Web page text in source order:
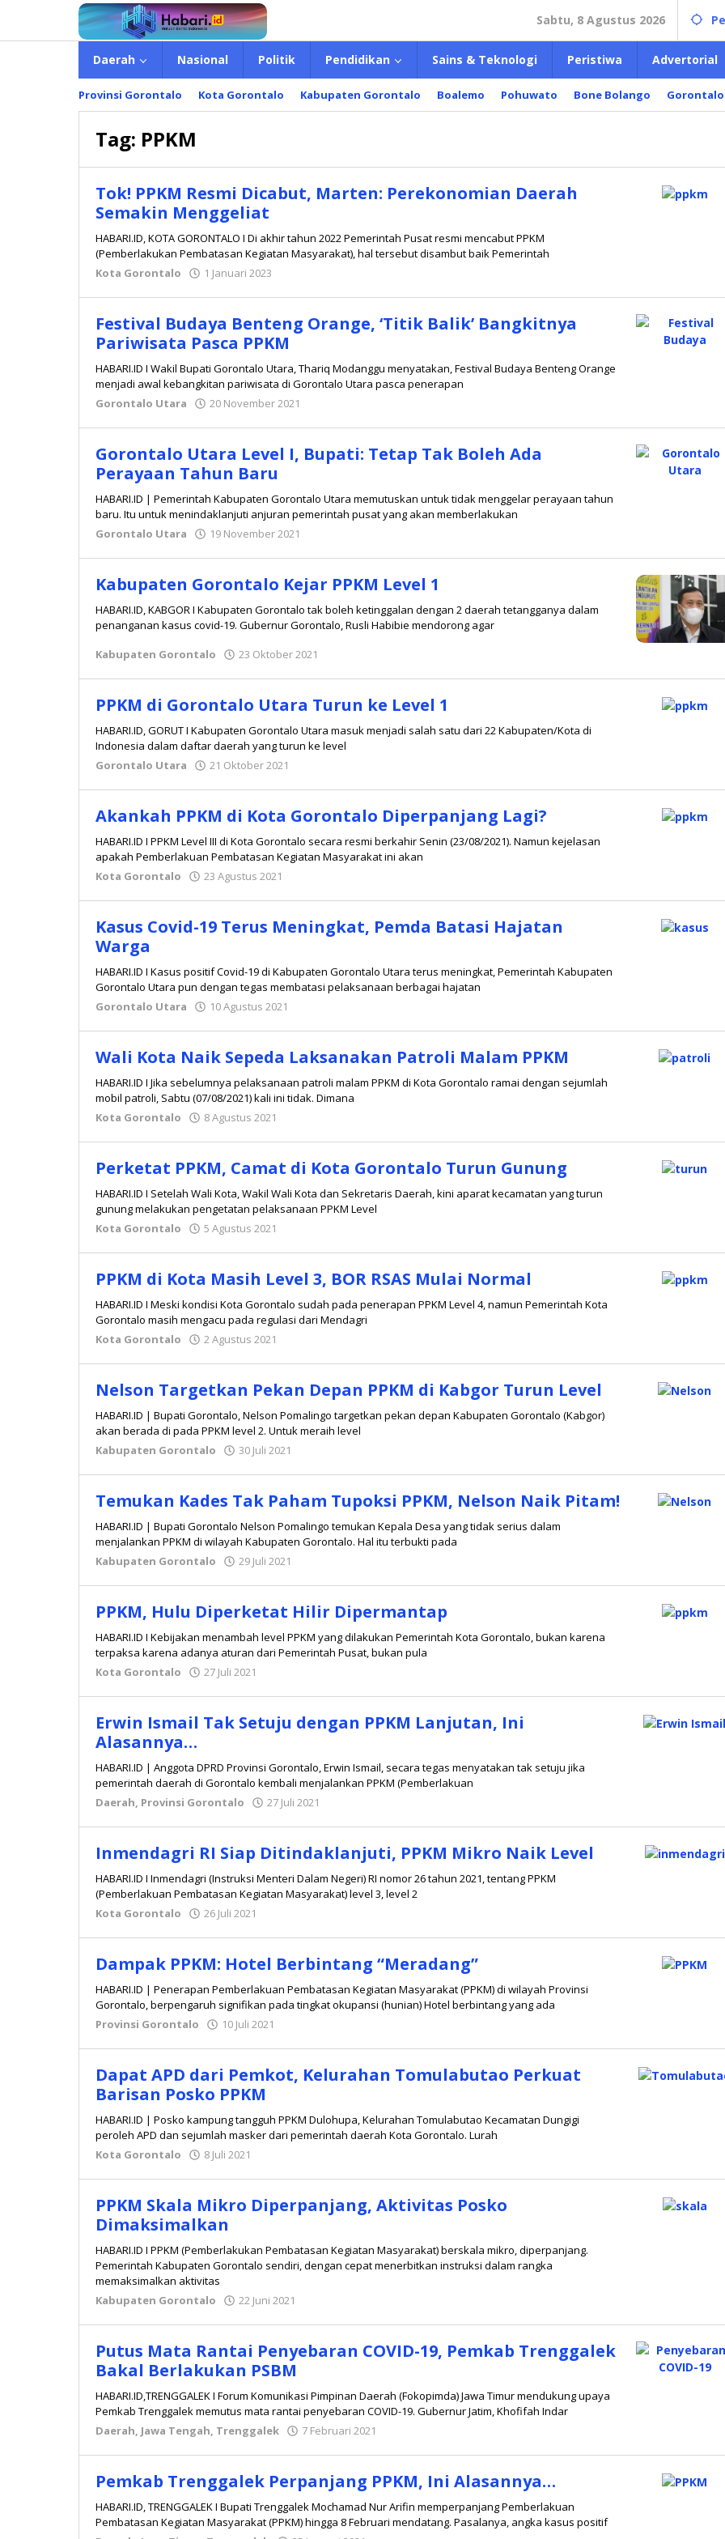
konten
Sabtu, 8 Agustus 2026
Daerah Nasional Politik Pendidikan Sains & Teknologi Peristiwa Advertorial
Provinsi Gorontalo Kota Gorontalo Kabupaten Gorontalo Boalemo Pohuwato Bone Bolango
Tag: PPKM
Tok! PPKM Resmi Dicabut, Marten: Perekonomian Daerah
Semakin Menggeliat
HABARI.ID, KOTA GORONTALO I Di akhir tahun 2022 Pemerintah Pusat resmi mencabut PPKM
(Pemberlakukan Pembatasan Kegiatan Masyarakat), hal tersebut disambut baik Pemerintah
Kota Gorontalo
1 Januari 2023
Festival Budaya Benteng Orange, ‘Titik Balik’ Bangkitnya
Pariwisata Pasca PPKM
HABARI.ID I Wakil Bupati Gorontalo Utara, Thariq Modanggu menyatakan, Festival Budaya Benteng Orange
menjadi awal kebangkitan pariwisata di Gorontalo Utara pasca penerapan
Gorontalo Utara
20 November 2021
Gorontalo Utara Level I, Bupati: Tetap Tak Boleh Ada
Perayaan Tahun Baru
HABARI.ID | Pemerintah Kabupaten Gorontalo Utara memutuskan untuk tidak menggelar perayaan tahun
baru. Itu untuk menindaklanjuti anjuran pemerintah pusat yang akan memberlakukan
Gorontalo Utara
19 November 2021
Kabupaten Gorontalo Kejar PPKM Level 1
HABARI.ID, KABGOR I Kabupaten Gorontalo tak boleh ketinggalan dengan 2 daerah tetangganya dalam
penanganan kasus covid-19. Gubernur Gorontalo, Rusli Habibie mendorong agar
Kabupaten Gorontalo
23 Oktober 2021
PPKM di Gorontalo Utara Turun ke Level 1
HABARI.ID, GORUT I Kabupaten Gorontalo Utara masuk menjadi salah satu dari 22 Kabupaten/Kota di
Indonesia dalam daftar daerah yang turun ke level
Gorontalo Utara
21 Oktober 2021
Akankah PPKM di Kota Gorontalo Diperpanjang Lagi?
HABARI.ID I PPKM Level III di Kota Gorontalo secara resmi berkahir Senin (23/08/2021). Namun kejelasan
apakah Pemberlakuan Pembatasan Kegiatan Masyarakat ini akan
Kota Gorontalo
23 Agustus 2021
Kasus Covid-19 Terus Meningkat, Pemda Batasi Hajatan
Warga
HABARI.ID I Kasus positif Covid-19 di Kabupaten Gorontalo Utara terus meningkat, Pemerintah Kabupaten
Gorontalo Utara pun dengan tegas membatasi pelaksanaan berbagai hajatan
Gorontalo Utara
10 Agustus 2021
Wali Kota Naik Sepeda Laksanakan Patroli Malam PPKM
HABARI.ID I Jika sebelumnya pelaksanaan patroli malam PPKM di Kota Gorontalo ramai dengan sejumlah
mobil patroli, Sabtu (07/08/2021) kali ini tidak. Dimana
Kota Gorontalo
8 Agustus 2021
Perketat PPKM, Camat di Kota Gorontalo Turun Gunung
HABARI.ID I Setelah Wali Kota, Wakil Wali Kota dan Sekretaris Daerah, kini aparat kecamatan yang turun
gunung melakukan pengetatan pelaksanaan PPKM Level
Kota Gorontalo
5 Agustus 2021
PPKM di Kota Masih Level 3, BOR RSAS Mulai Normal
HABARI.ID I Meski kondisi Kota Gorontalo sudah pada penerapan PPKM Level 4, namun Pemerintah Kota
Gorontalo masih mengacu pada regulasi dari Mendagri
Kota Gorontalo
2 Agustus 2021
Nelson Targetkan Pekan Depan PPKM di Kabgor Turun Level
HABARI.ID | Bupati Gorontalo, Nelson Pomalingo targetkan pekan depan Kabupaten Gorontalo (Kabgor)
akan berada di pada PPKM level 2. Untuk meraih level
Kabupaten Gorontalo
30 Juli 2021
Temukan Kades Tak Paham Tupoksi PPKM, Nelson Naik Pitam!
HABARI.ID | Bupati Gorontalo Nelson Pomalingo temukan Kepala Desa yang tidak serius dalam
menjalankan PPKM di wilayah Kabupaten Gorontalo. Hal itu terbukti pada
Kabupaten Gorontalo
29 Juli 2021
PPKM, Hulu Diperketat Hilir Dipermantap
HABARI.ID I Kebijakan menambah level PPKM yang dilakukan Pemerintah Kota Gorontalo, bukan karena
terpaksa karena adanya aturan dari Pemerintah Pusat, bukan pula
Kota Gorontalo
27 Juli 2021
Erwin Ismail Tak Setuju dengan PPKM Lanjutan, Ini
Alasannya…
HABARI.ID | Anggota DPRD Provinsi Gorontalo, Erwin Ismail, secara tegas menyatakan tak setuju jika
pemerintah daerah di Gorontalo kembali menjalankan PPKM (Pemberlakuan
Daerah, Provinsi Gorontalo 27 Juli 2021
Inmendagri RI Siap Ditindaklanjuti, PPKM Mikro Naik Level
HABARI.ID I Inmendagri (Instruksi Menteri Dalam Negeri) RI nomor 26 tahun 2021, tentang PPKM
(Pemberlakuan Pembatasan Kegiatan Masyarakat) level 3, level 2
Kota Gorontalo
26 Juli 2021
Dampak PPKM: Hotel Berbintang “Meradang”
HABARI.ID | Penerapan Pemberlakuan Pembatasan Kegiatan Masyarakat (PPKM) di wilayah Provinsi
Gorontalo, berpengaruh signifikan pada tingkat okupansi (hunian) Hotel berbintang yang ada
Provinsi Gorontalo
10 Juli 2021
Dapat APD dari Pemkot, Kelurahan Tomulabutao Perkuat
Barisan Posko PPKM
HABARI.ID | Posko kampung tangguh PPKM Dulohupa, Kelurahan Tomulabutao Kecamatan Dungigi
peroleh APD dan sejumlah masker dari pemerintah daerah Kota Gorontalo. Lurah
Kota Gorontalo
8 Juli 2021
PPKM Skala Mikro Diperpanjang, Aktivitas Posko
Dimaksimalkan
HABARI.ID I PPKM (Pemberlakukan Pembatasan Kegiatan Masyarakat) berskala mikro, diperpanjang.
Pemerintah Kabupaten Gorontalo sendiri, dengan cepat menerbitkan instruksi dalam rangka
memaksimalkan aktivitas
Kabupaten Gorontalo
22 Juni 2021
Putus Mata Rantai Penyebaran COVID-19, Pemkab Trenggalek
Bakal Berlakukan PSBM
HABARI.ID,TRENGGALEK I Forum Komunikasi Pimpinan Daerah (Fokopimda) Jawa Timur mendukung upaya
Pemkab Trenggalek memutus mata rantai penyebaran COVID-19. Gubernur Jatim, Khofifah Indar
Daerah, Jawa Tengah, Trenggalek 7 Februari 2021
Pemkab Trenggalek Perpanjang PPKM, Ini Alasannya…
HABARI.ID, TRENGGALEK I Bupati Trenggalek Mochamad Nur Arifin memperpanjang Pemberlakuan
Pembatasan Kegiatan Masyarakat (PPKM) hingga 8 Februari mendatang. Pasalanya, angka kasus positif